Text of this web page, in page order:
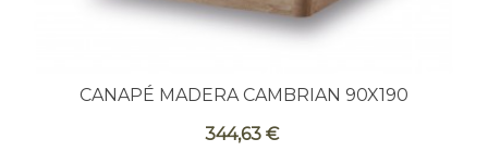
CANAPÉ MADERA CAMBRIAN 90X190
344,63 €